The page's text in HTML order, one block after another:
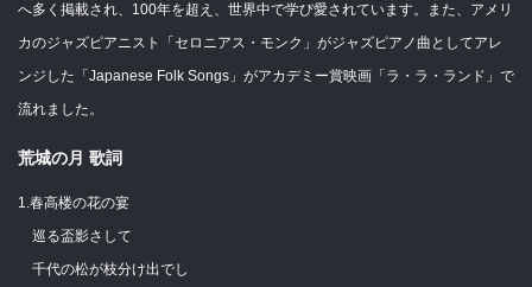
へ多く掲載され、100年を超え、世界中で学び愛されています。また、アメリ
カのジャズピアニスト「セロニアス・モンク」がジャズピアノ曲としてアレ
ンジした「Japanese Folk Songs」がアカデミー賞映画「ラ・ラ・ランド」で
流れました。
荒城の月 歌詞
1.春高楼の花の宴
巡る盃影さして
千代の松が枝分け出でし